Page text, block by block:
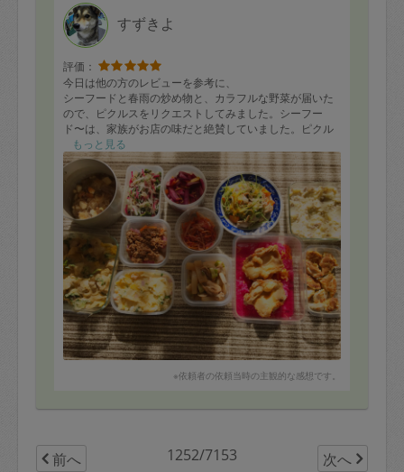
すずきよ
評価：
今日は他の方のレビューを参考に、
シーフードと春雨の炒め物と、カラフルな野菜が届いた
ので、ピクルスをリクエストしてみました。シーフー
ド〜は、家族がお店の味だと絶賛していました。ピクル
スは酸っぱ過ぎないのでとても食べやすく、もっと大量
に作っていただけば良かったと後悔するほど美味しかっ
たです。赤い大根のおろしでいただくカラリと揚がった
から揚げもまたプロの味で、次回もまたリクエストした
いです。
冷凍できるものは２つに分けて、プラス少量のお弁当用
の計３つに分けて凍らせました。これでしばらく安心で
す。この作業をしながらのつまみ食いが、毎回とても楽
しいのです(o^^o)
今回もごちそうさまでした！次回も楽しみにしていま
す。
もっと見る
※依頼者の依頼当時の主観的な感想です。
前へ 1252/7153 次へ